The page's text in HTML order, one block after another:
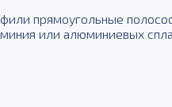
прямоугольные
или алюминиевых